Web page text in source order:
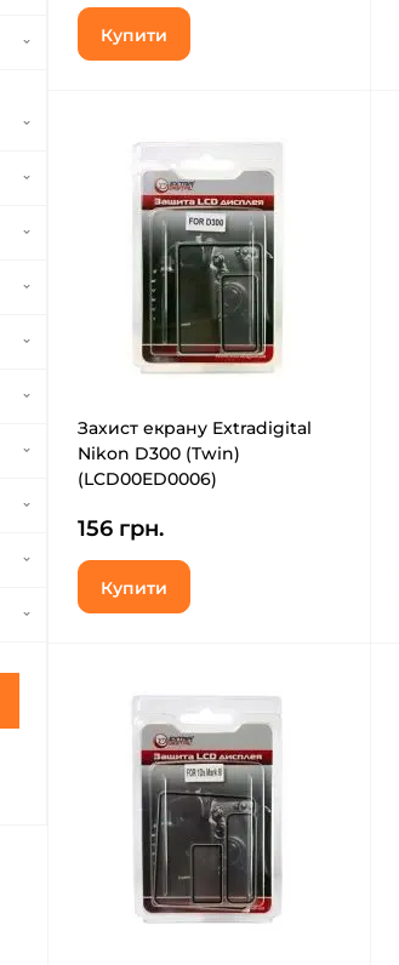
Купити
Захист екрану Extradigital
Nikon D300 (Twin)
(LCD00ED0006)
156 грн.
Купити